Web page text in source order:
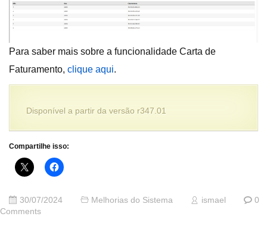
Para saber mais sobre a funcionalidade Carta de
Faturamento, clique aqui.
Disponível a partir da versão r347.01
Compartilhe isso:
30/07/2024 Melhorias do Sistema ismael
0
Comments